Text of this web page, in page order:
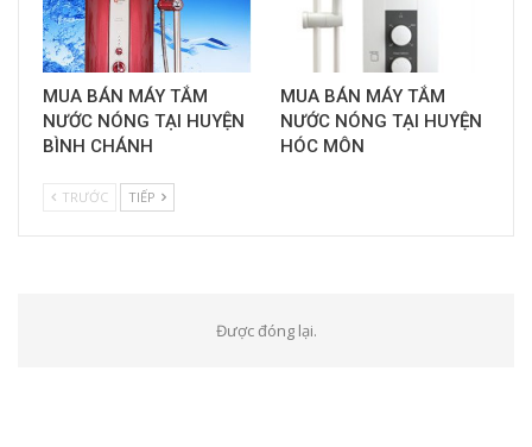
MUA BÁN MÁY TẮM
NƯỚC NÓNG TẠI HUYỆN
BÌNH CHÁNH
MUA BÁN MÁY TẮM
NƯỚC NÓNG TẠI HUYỆN
HÓC MÔN
TRƯỚC TIẾP
Được đóng lại.